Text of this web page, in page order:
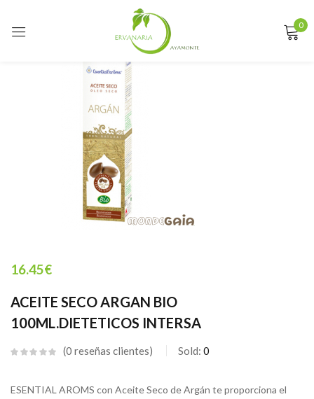
0
16.45€
ACEITE SECO ARGAN BIO
100ML.DIETETICOS INTERSA
0 reseñas clientes Sold: 0
ESENTIAL AROMS con Aceite Seco de Argán te proporciona el
Sign in
Remember me
CREATE AN ACCOUNT